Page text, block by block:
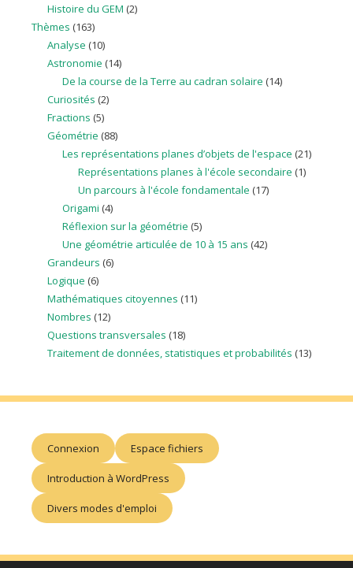
Histoire du GEM (2)
Thèmes (163)
Analyse (10)
Astronomie (14)
De la course de la Terre au cadran solaire (14)
Curiosités (2)
Fractions (5)
Géométrie (88)
Les représentations planes d’objets de l'espace (21)
Représentations planes à l'école secondaire (1)
Un parcours à l'école fondamentale (17)
Origami (4)
Réflexion sur la géométrie (5)
Une géométrie articulée de 10 à 15 ans (42)
Grandeurs (6)
Logique (6)
Mathématiques citoyennes (11)
Nombres (12)
Questions transversales (18)
Traitement de données, statistiques et probabilités (13)
Connexion Espace fichiers
Introduction à WordPress
Divers modes d'emploi